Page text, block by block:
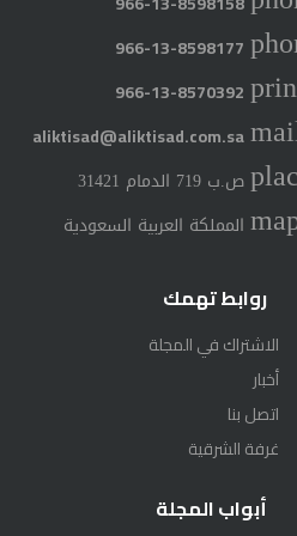
966-13-8598177
966-13-8570392
aliktisad@aliktisad.com.sa
ص.ب 719 الدمام 31421
المملكة العربية السعودية
روابط تهمك
الاشتراك في المجلة
أخبار
اتصل بنا
غرفة الشرقية
أبواب المجلة